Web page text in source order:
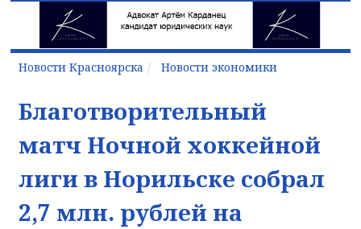
Новости Красноярска Новости экономики
Благотворительный
матч Ночной хоккейной
лиги в Норильске собрал
2,7 млн. рублей на